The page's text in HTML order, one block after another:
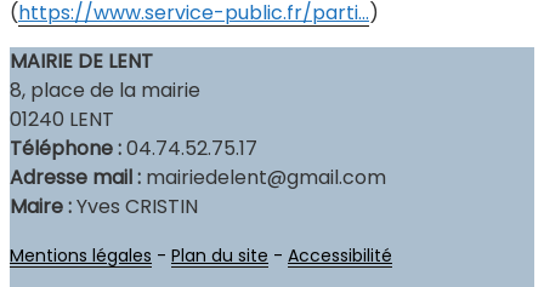
(https://www.service-public.fr/parti…)
MAIRIE DE LENT
8, place de la mairie
01240 LENT
Téléphone :04.74.52.75.17
Adresse mail : mairiedelent@gmail.com
Maire :Yves CRISTIN
Mentions légales - Plan du site - Accessibilité